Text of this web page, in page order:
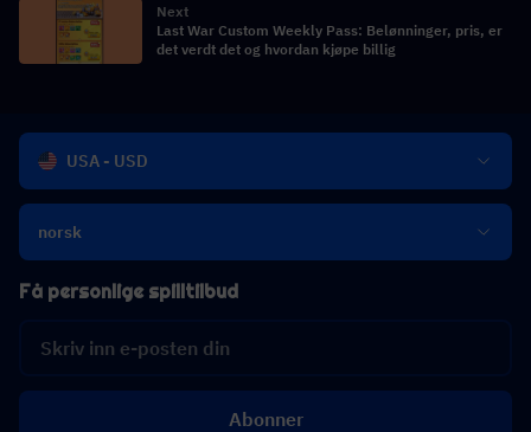
Next
Last War Custom Weekly Pass: Belønninger, pris, er
det verdt det og hvordan kjøpe billig
USA - USD
norsk
Få personlige spilltilbud
Abonner